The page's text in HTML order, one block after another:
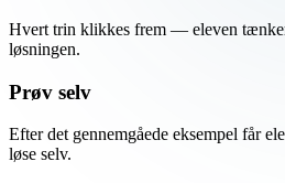
Hvert trin klikkes frem — eleven
løsningen.
Prøv selv
Efter det gennemgåede eksempel får
løse selv.